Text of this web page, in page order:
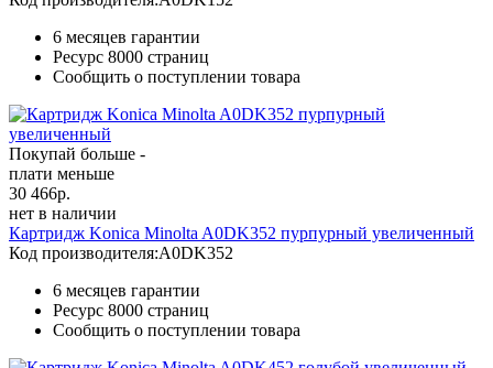
6 месяцев гарантии
Ресурс 8000 страниц
Сообщить о поступлении товара
Покупай больше -
плати меньше
30 466р.
нет в наличии
Картридж Konica Minolta A0DK352 пурпурный увеличенный
Код производителя:A0DK352
6 месяцев гарантии
Ресурс 8000 страниц
Сообщить о поступлении товара